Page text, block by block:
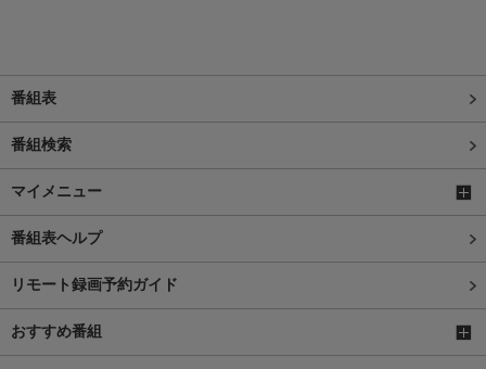
番組表
番組検索
マイメニュー
番組表ヘルプ
リモート録画予約ガイド
おすすめ番組